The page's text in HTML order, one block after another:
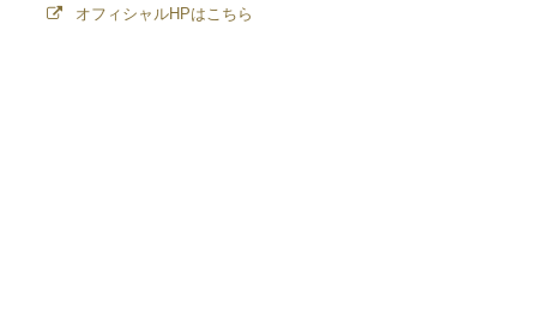
オフィシャルHPはこちら